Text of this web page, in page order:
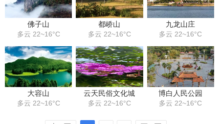
佛子山
多云 22~16°C
都峤山
多云 22~16°C
九龙山庄
多云 22~16°C
大容山
多云 22~16°C
云天民俗文化城
多云 22~16°C
博白人民公园
多云 22~16°C